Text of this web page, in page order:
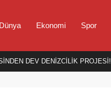
Dünya Ekonomi Spor
DEV DENİZCİLİK PROJESİ!